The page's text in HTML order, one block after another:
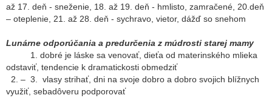
až 17. deň - sneženie, 18. až 19. deň - hmlisto, zamračené, 20.deň
– oteplenie, 21. až 28. deň - sychravo, vietor, dážď so snehom
Lunárne odporúčania a predurčenia z múdrosti starej mamy
1. dobré je láske sa venovať, dieťa od materinského mlieka
odstaviť, tendencie k dramatickosti obmedziť
2. – 3. vlasy strihať, dni na svoje dobro a dobro svojich blížnych
využiť, sebadôveru podporovať